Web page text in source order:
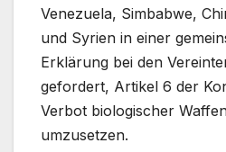
Venezuela, Simbabwe,
und Syrien in einer
Erklärung bei den
gefordert, Artikel 6 der
Verbot biologischer
umzusetzen.